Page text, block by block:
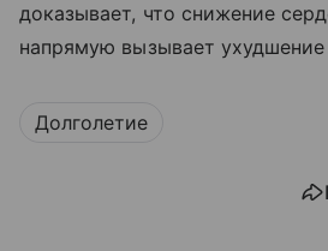
доказывает, что снижение
напрямую вызывает
Долголетие